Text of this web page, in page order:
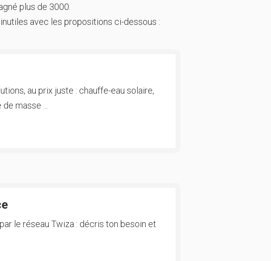
plus de 3000.
avec les propositions ci-dessous :
au prix juste : chauffe-eau solaire,
masse ...
le réseau Twiza : décris ton besoin et